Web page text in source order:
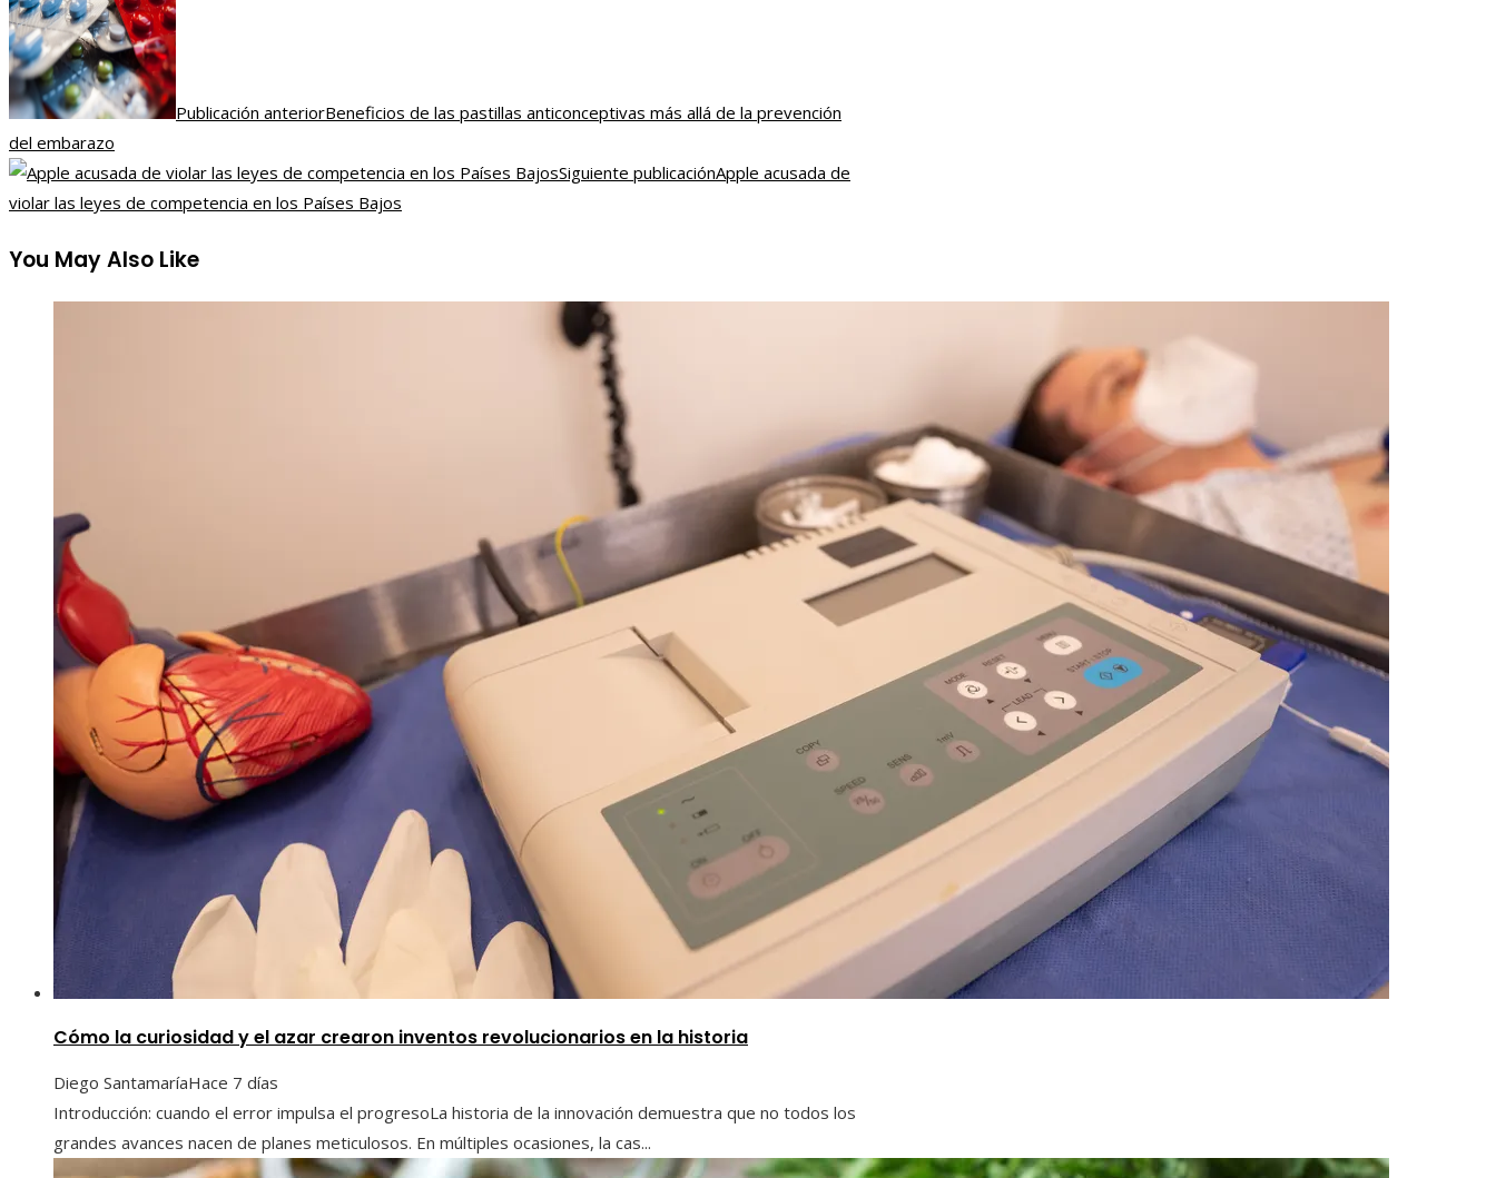
Publicación anteriorBeneficios de las pastillas anticonceptivas más allá de la prevención
del embarazo
Siguiente publicaciónApple acusada de
violar las leyes de competencia en los Países Bajos
You May Also Like
Cómo la curiosidad y el azar crearon inventos revolucionarios en la historia
Diego SantamaríaHace 7 días
Introducción: cuando el error impulsa el progresoLa historia de la innovación demuestra que no todos los
grandes avances nacen de planes meticulosos. En múltiples ocasiones, la cas...